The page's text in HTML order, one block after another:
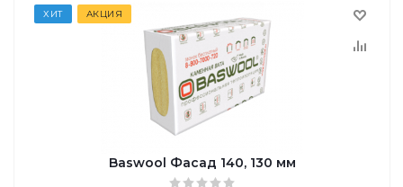
ХИТ АКЦИЯ
Baswool Фасад 140, 130 мм